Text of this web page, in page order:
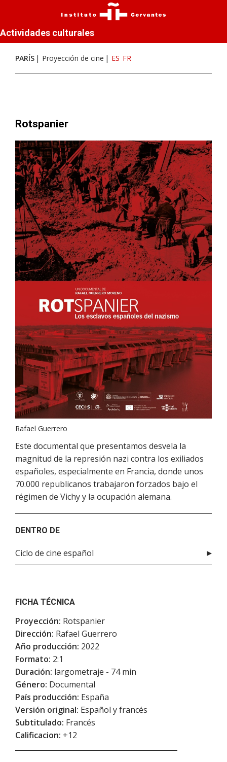
Actividades culturales
PARÍS Proyección de cine ES FR
Rotspanier
Rafael Guerrero
Este documental que presentamos desvela la
magnitud de la represión nazi contra los exiliados
españoles, especialmente en Francia, donde unos
70.000 republicanos trabajaron forzados bajo el
régimen de Vichy y la ocupación alemana.
DENTRO DE
Ciclo de cine español
FICHA TÉCNICA
Proyección: Rotspanier
Dirección: Rafael Guerrero
Año producción: 2022
Formato: 2:1
Duración: largometraje - 74 min
Género: Documental
País producción: España
Versión original: Español y francés
Subtitulado: Francés
Calificacion: +12